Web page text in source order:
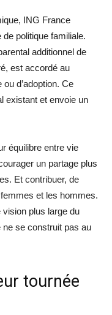
ING France
politique familiale.
additionnel de
est accordé au
d’adoption. Ce
existant et envoie un
équilibre entre vie
un partage plus
Et contribuer, de
et les hommes.
vision plus large du
ne se construit pas au
tournée